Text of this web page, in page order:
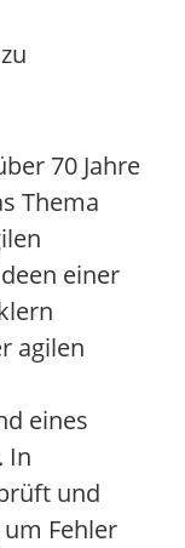
70 Jahre
Thema
einer
agilen
eines
In
und
Fehler